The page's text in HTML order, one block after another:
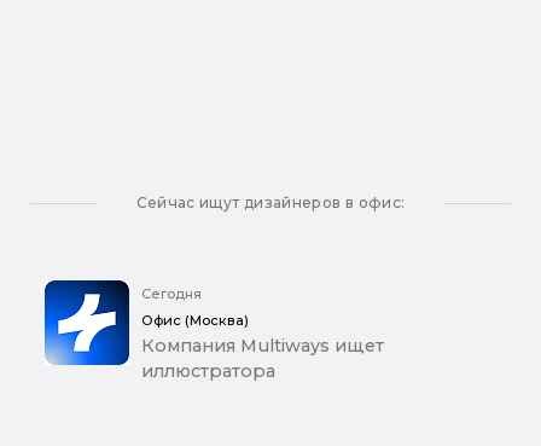
Сейчас ищут дизайнеров в офис:
Сегодня
Офис (Москва)
Компания Multiways ищет
иллюстратора